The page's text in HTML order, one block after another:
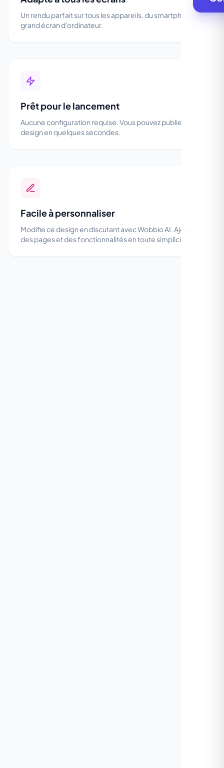
Un rendu parfait sur tous les appareils, du smartphone au
grand écran d'ordinateur.
Prêt pour le lancement
Aucune configuration requise. Vous pouvez publier ce
design en quelques secondes.
Facile à personnaliser
Modifie ce design en discutant avec Wobbio AI. Ajoute
des pages et des fonctionnalités en toute simplicité.